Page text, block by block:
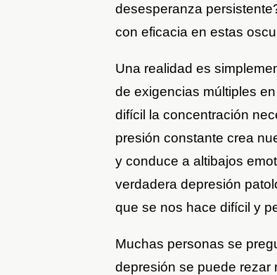
desesperanza
con eficacia en estas
Una realidad es
de exigencias múltiples
difícil la concentración
presión constante crea
y conduce a altibajos
verdadera depresión
que se nos hace difícil y
Muchas personas se
depresión se puede rezar